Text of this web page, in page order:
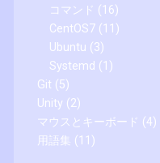
コマンド (16)
CentOS7(11)
Ubuntu (3)
Systemd (1)
Git (5)
Unity (2)
マウスとキーボード (4)
用語集 (11)